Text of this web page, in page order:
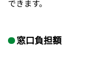
できます。
窓口負担額